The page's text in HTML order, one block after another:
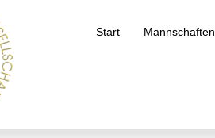
Start Mannschaften